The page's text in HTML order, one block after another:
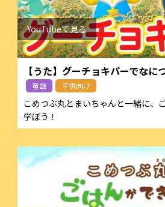
【うた】グーチョキパーでなに
童謡 子供向け
こめつぶ丸とまいちゃんと一緒に、
学ぼう！